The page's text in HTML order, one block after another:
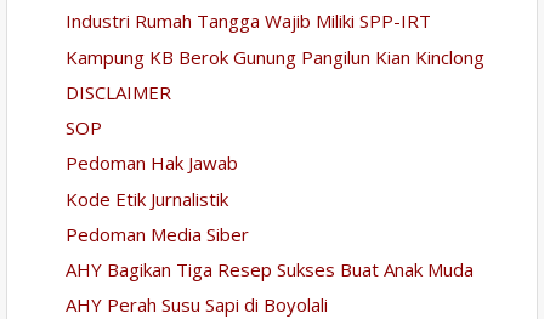
Industri Rumah Tangga Wajib Miliki SPP-IRT
Kampung KB Berok Gunung Pangilun Kian Kinclong
DISCLAIMER
SOP
Pedoman Hak Jawab
Kode Etik Jurnalistik
Pedoman Media Siber
AHY Bagikan Tiga Resep Sukses Buat Anak Muda
AHY Perah Susu Sapi di Boyolali